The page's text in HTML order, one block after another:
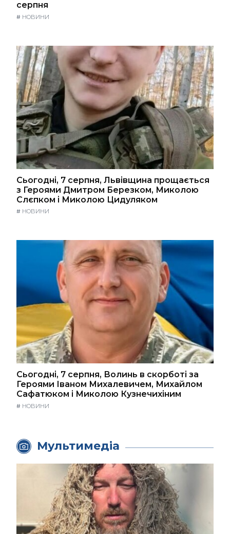
серпня
# НОВИНИ
Сьогодні, 7 серпня, Львівщина прощається
з Героями Дмитром Березком, Миколою
Слєпком і Миколою Цидуляком
# НОВИНИ
Сьогодні, 7 серпня, Волинь в скорботі за
Героями Іваном Михалевичем, Михайлом
Сафатюком і Миколою Кузнечихіним
# НОВИНИ
Мультимедіа